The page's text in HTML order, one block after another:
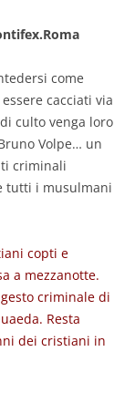
come
cacciati via
culto venga loro
Volpe… un
criminali
tutti i musulmani
copti e
a mezzanotte.
criminale di
Resta
dei cristiani in